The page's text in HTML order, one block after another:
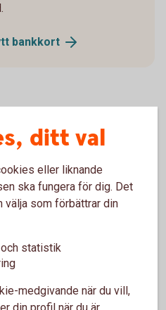
bankkort
Kundcenter
delar. En
få saldo och transaktioner
tjänsten personlig service
av våra rådgivare.
till vår telefontjänst, börja
ditt val
eller liknande
ska fungera för dig. Det
välja som förbättrar din
statistik
medgivande när du vill,
din profil när du är